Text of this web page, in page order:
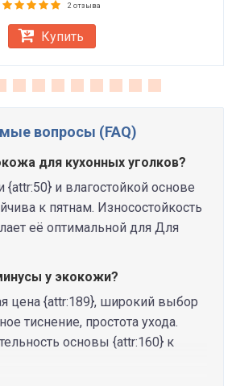
2 отзыва
Купить
вопросы (FAQ)
для кухонных уголков?
{attr:50} и влагостойкой основе
к пятнам. Износостойкость
её оптимальной для Для
у экокожи?
цена {attr:189}, широкий выбор
тиснение, простота ухода.
основы {attr:160} к